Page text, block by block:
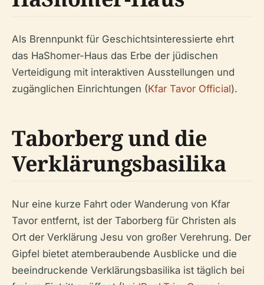
Als Brennpunkt für Geschichtsinteressierte ehrt
das HaShomer-Haus das Erbe der jüdischen
Verteidigung mit interaktiven Ausstellungen und
zugänglichen Einrichtungen (Kfar Tavor Official).
Taborberg und die
Verklärungsbasilika
Nur eine kurze Fahrt oder Wanderung von Kfar
Tavor entfernt, ist der Taborberg für Christen als
Ort der Verklärung Jesu von großer Verehrung. Der
Gipfel bietet atemberaubende Ausblicke und die
beeindruckende Verklärungsbasilika ist täglich bei